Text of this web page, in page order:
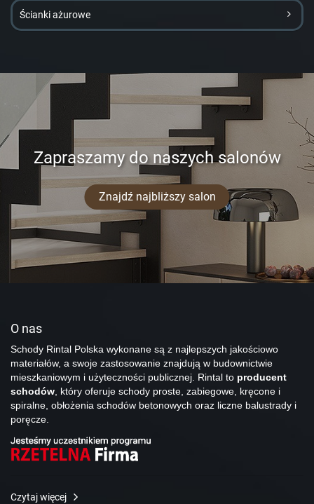
Ścianki ażurowe
Zapraszamy do naszych salonów
Znajdź najbliższy salon
O nas
Schody Rintal Polska wykonane są z najlepszych jakościowo
materiałów, a swoje zastosowanie znajdują w budownictwie
mieszkaniowym i użyteczności publicznej. Rintal to producent
schodów , który oferuje schody proste, zabiegowe, kręcone i
spiralne, obłożenia schodów betonowych oraz liczne balustrady i
poręcze.
Czytaj więcej